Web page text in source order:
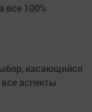
все 100%
касающийся
аспекты